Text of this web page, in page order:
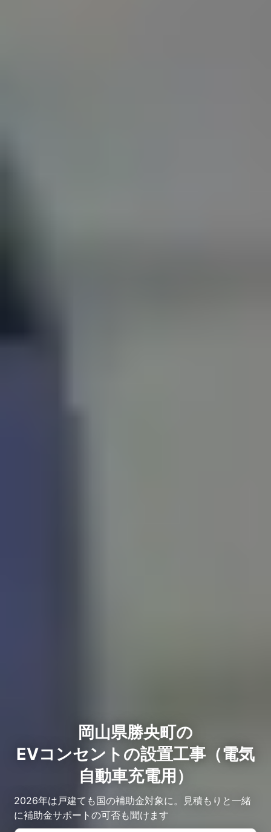
岡山県勝央町の
EVコンセントの設置工事（電気
自動車充電用）
2026年は戸建ても国の補助金対象に。見積もりと一緒
に補助金サポートの可否も聞けます